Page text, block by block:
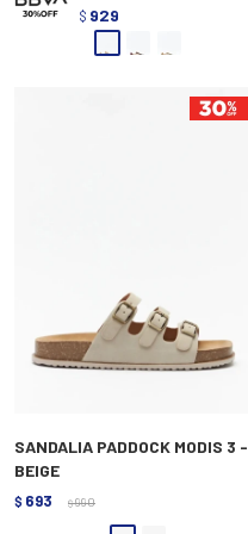
$ 929
SANDALIA PADDOCK MODIS 3 -
BEIGE
$ 693 $ 990